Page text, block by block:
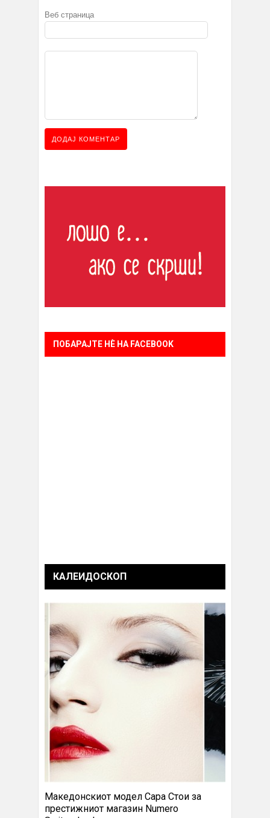
Веб страница
ПОБАРАЈТЕ НÈ НА FACEBOOK
КАЛЕИДОСКОП
Македонскиот модел Сара Стои за
престижниот магазин Numero